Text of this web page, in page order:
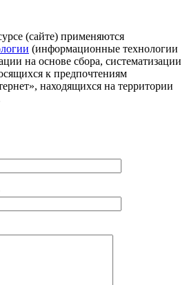
(сайте) применяются
(информационные технологии
на основе сбора, систематизации
к предпочтениям
находящихся на территории